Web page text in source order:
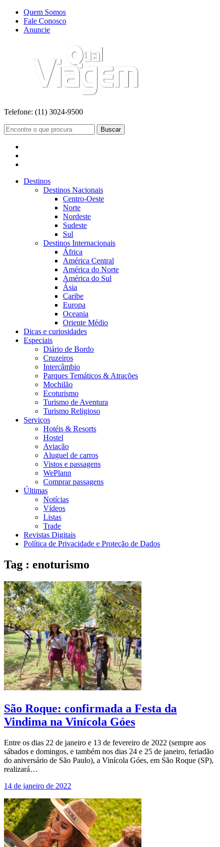
Quem Somos
Fale Conosco
Anuncie
Telefone: (11) 3024-9500
Buscar
Destinos
Destinos Nacionais
Centro-Oeste
Norte
Nordeste
Sudeste
Sul
Destinos Internacionais
África
América Central
América do Norte
América do Sul
Ásia
Caribe
Europa
Oceania
Oriente Médio
Dicas e curiosidades
Especiais
Diário de Bordo
Cruzeiros
Intercâmbio
Parques Temáticos & Atrações
Mochilão
Ecoturismo
Turismo de Aventura
Turismo Religioso
Serviços
Hotéis & Resorts
Hostel
Aviação
Aluguel de carros
Vistos e passagens
WePlann
Comprar passagens
Últimas
Notícias
Vídeos
Listas
Trade
Revistas Digitais
Política de Privacidade e Proteção de Dados
Tag : enoturismo
São Roque: confirmada a Festa da
Vindima na Vinícola Góes
Entre os dias 22 de janeiro e 13 de fevereiro de 2022 (sempre aos
sábados e domingos, e também nos dias 24 e 25 de janeiro, feriadão
do aniversário de São Paulo), a Vinícola Góes, em São Roque (SP),
realizará…
14 de janeiro de 2022